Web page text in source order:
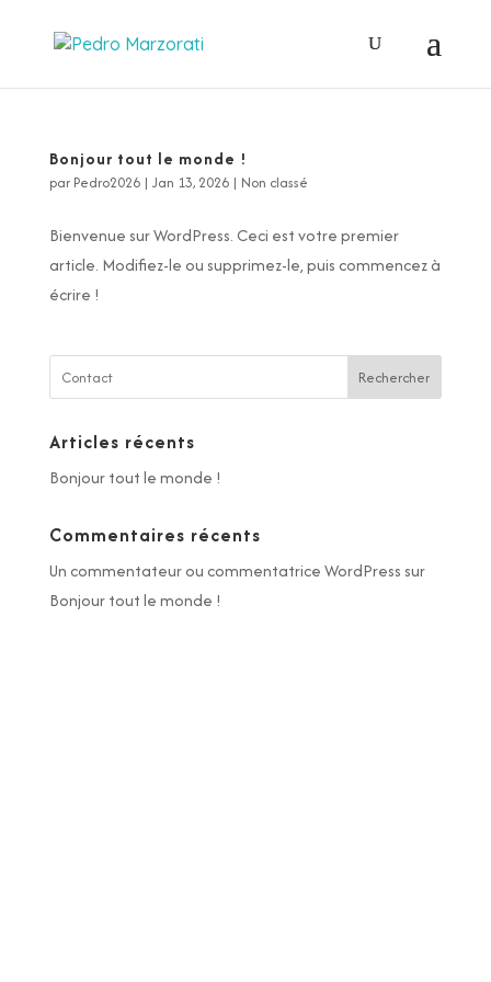
Bonjour tout le monde !
par Pedro2026| Jan 13, 2026| Non classé
Bienvenue sur WordPress. Ceci est votre premier
article. Modifiez-le ou supprimez-le, puis commencez à
écrire !
Rechercher
Articles récents
Bonjour tout le monde !
Commentaires récents
Un commentateur ou commentatrice WordPress sur
Bonjour tout le monde !